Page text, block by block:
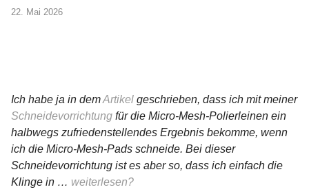
22. Mai 2026
Ich habe ja in demArtikel geschrieben, dass ich mit meiner
Schneidevorrichtung für die Micro-Mesh-Polierleinen ein
halbwegs zufriedenstellendes Ergebnis bekomme, wenn
ich die Micro-Mesh-Pads schneide. Bei dieser
Schneidevorrichtung ist es aber so, dass ich einfach die
Klinge in … weiterlesen?